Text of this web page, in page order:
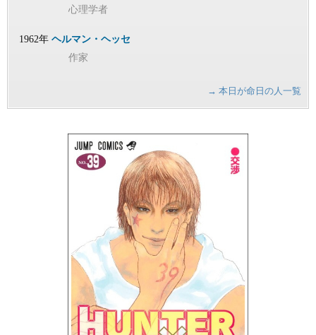
心理学者
1962年 ヘルマン・ヘッセ
作家
→ 本日が命日の人一覧